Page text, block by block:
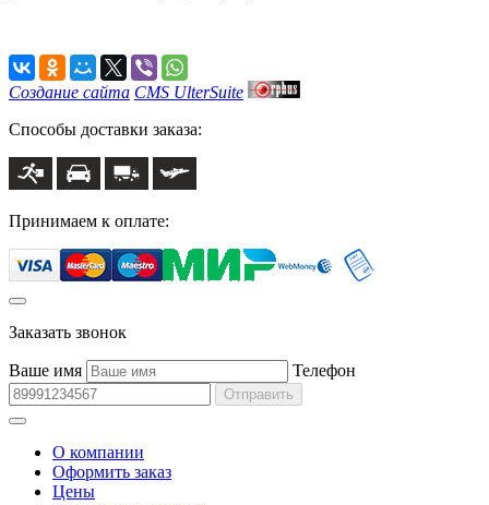
Создание сайта CMS UlterSuite
Способы доставки заказа:
Принимаем к оплате:
Заказать звонок
Ваше имя Телефон
Отправить
О компании
Оформить заказ
Цены